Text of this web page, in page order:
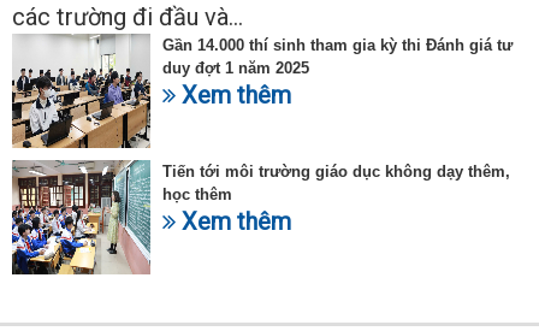
các trường đi đầu và...
Gần 14.000 thí sinh tham gia kỳ thi Đánh giá tư
duy đợt 1 năm 2025
Xem thêm
Tiến tới môi trường giáo dục không dạy thêm,
học thêm
Xem thêm